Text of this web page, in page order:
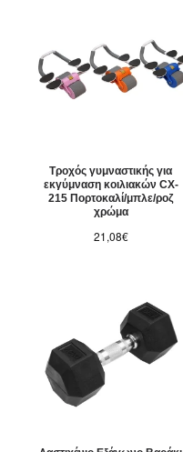
Τροχός γυμναστικής για
εκγύμναση κοιλιακών CX-
215 Πορτοκαλί/μπλε/ροζ
χρώμα
21,08€